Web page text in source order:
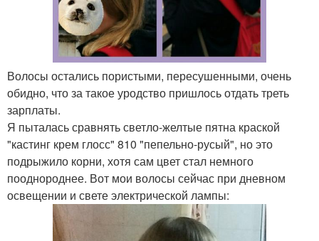
Волосы остались пористыми, пересушенными, очень
обидно, что за такое уродство пришлось отдать треть
зарплаты.
Я пыталась сравнять светло-желтые пятна краской
"кастинг крем глосс" 810 "пепельно-русый", но это
подрыжило корни, хотя сам цвет стал немного
пооднороднее. Вот мои волосы сейчас при дневном
освещении и свете электрической лампы: